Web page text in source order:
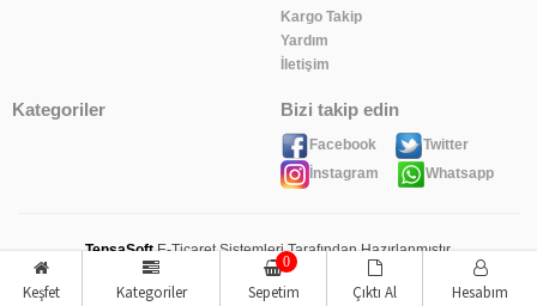
Keşfet Kategoriler
0
Sepetim Çıktı Al Hesabım
Kargo Takip
Yardım
İletişim
Kategoriler Bizi takip edin
Facebook
Twitter
İnstagram
Whatsapp
TensaSoftE-Ticaret Sistemleri Tarafından Hazırlanmıştır.